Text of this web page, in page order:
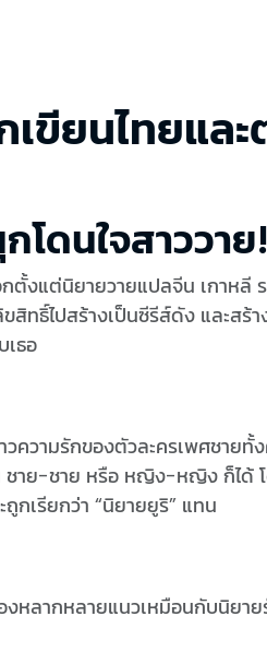
ขียนไทยและ
ดนใจสาววาย!
ตั้งแต่นิยายวายแปลจีน เกาหลี
ธิ์ไปสร้างเป็นซีรีส์ดัง และสร้า
เธอ
วความรักของตัวละครเพศชาย
ชาย-ชาย หรือ หญิง-หญิง ก็ได้
กเรียกว่า “นิยายยูริ” แทน
งหลากหลายแนวเหมือนกับนิยา